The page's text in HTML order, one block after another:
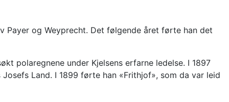
Payer og Weyprecht. Det følgende året førte han det
polaregnene under Kjelsens erfarne ledelse. I 1897
Land. I 1899 førte han «Frithjof», som da var leid